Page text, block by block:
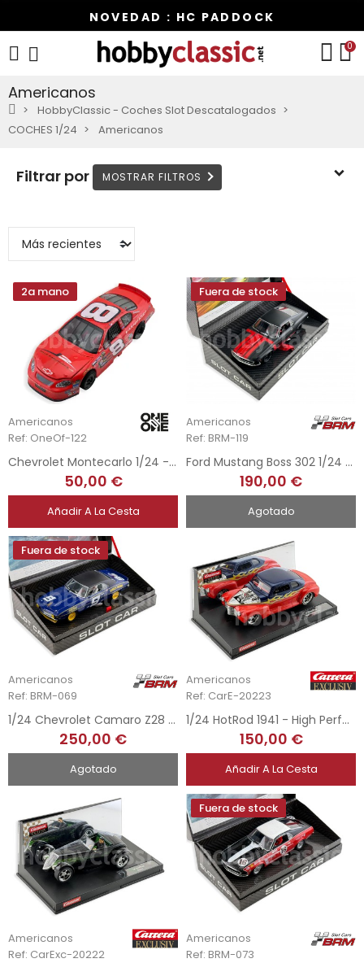
NOVEDAD : HC PADDOCK
0
Americanos
HobbyClassic - Coches Slot Descatalogados
COCHES 1/24
Americanos
Filtrar por
2a mano
Americanos
Ref: OneOf-122
Chevrolet Montecarlo 1/24 - Earnhardt
50,00 €
Añadir A La Cesta
Fuera de stock
Americanos
Ref: BRM-119
Ford Mustang Boss 302 1/24 - Black Edition
190,00 €
Agotado
Fuera de stock
Americanos
Ref: BRM-069
1/24 Chevrolet Camaro Z28 1969 Sunoco - Michigan Int. Speedway Trans-Am 1969
250,00 €
Agotado
Americanos
Ref: CarE-20223
1/24 HotRod 1941 - High Performance
150,00 €
Añadir A La Cesta
Americanos
Ref: CarExc-20222
Fuera de stock
Americanos
Ref: BRM-073